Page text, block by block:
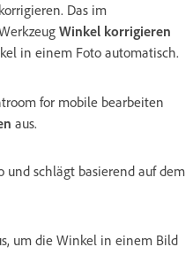
Das im
Winkel korrigieren
in einem Foto automatisch.
for mobile bearbeiten
aus.
und schlägt basierend auf dem
um die Winkel in einem Bild